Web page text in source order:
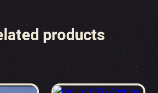
products